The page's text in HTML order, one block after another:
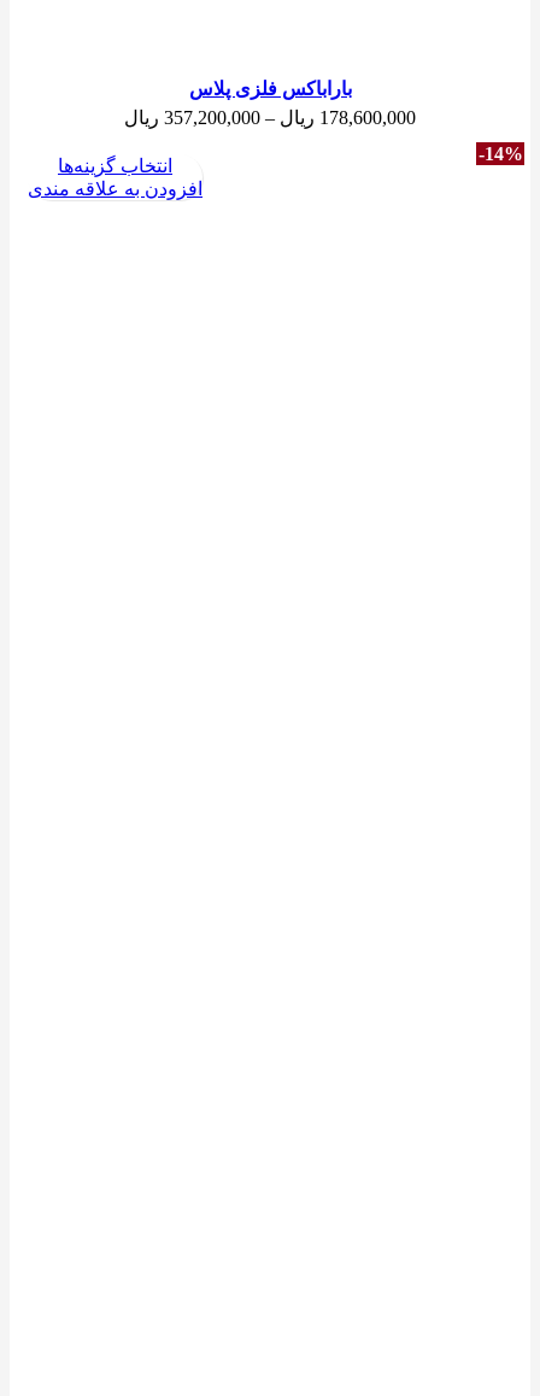
باراباکس فلزی پلاس
178,600,000 ریال –
357,200,000 ریال
تا
-14%
انتخاب گزینه‌ها
افزودن به علاقه مندی